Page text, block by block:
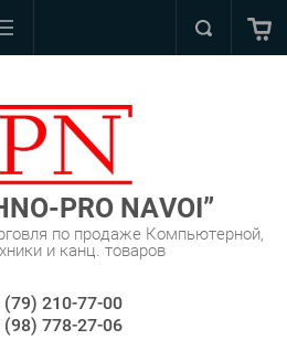
PRO NAVOI”
по продаже Компьютерной,
и канц. товаров
(79) 210-77-00
(98) 778-27-06